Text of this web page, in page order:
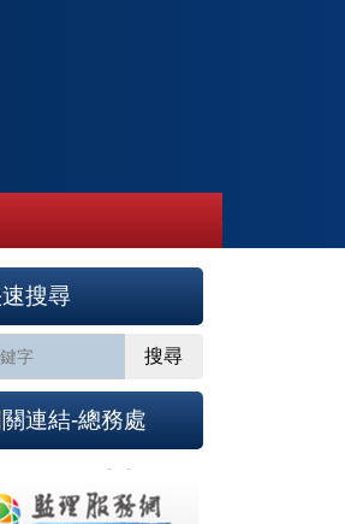
搜尋
搜尋
連結-總務處